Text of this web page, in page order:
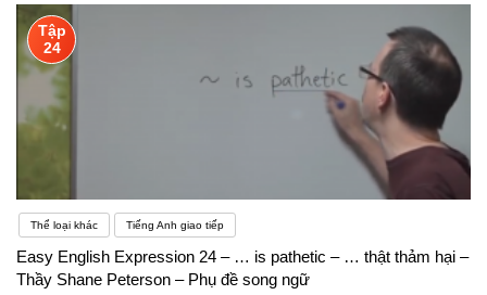
Tập
24
Thể loại khác Tiếng Anh giao tiếp
Easy English Expression 24 – … is pathetic – … thật thảm hại –
Thầy Shane Peterson – Phụ đề song ngữ